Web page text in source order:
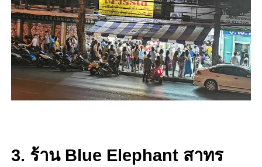
3. ร้าน Blue Elephant สาทร